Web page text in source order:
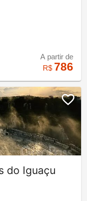
A partir de
R$ 786
do Iguaçu